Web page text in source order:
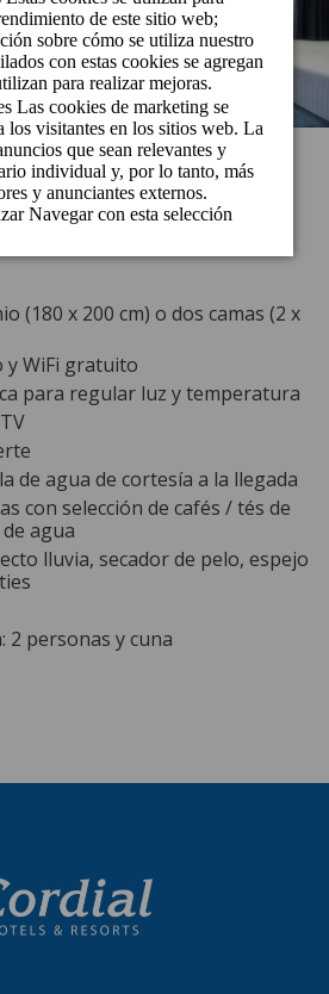
exteriores
(180 x 200 cm) o dos camas (2 x
y WiFi gratuito
para regular luz y temperatura
de agua de cortesía a la llegada
con selección de cafés / tés de
agua
lluvia, secador de pelo, espejo
2 personas y cuna